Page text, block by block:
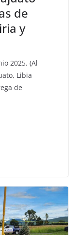
de
y
2025. (Al
Libia
de